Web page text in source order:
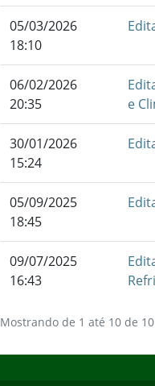
05/03/2026
18:10
06/02/2026
20:35
e
30/01/2026
15:24
05/09/2025
18:45
09/07/2025
16:43
Mostrando de 1 até 10 de